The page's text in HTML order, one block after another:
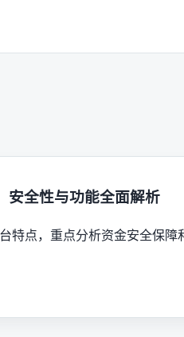
安全性与功能全面解析
特点，重点分析资金安全保障